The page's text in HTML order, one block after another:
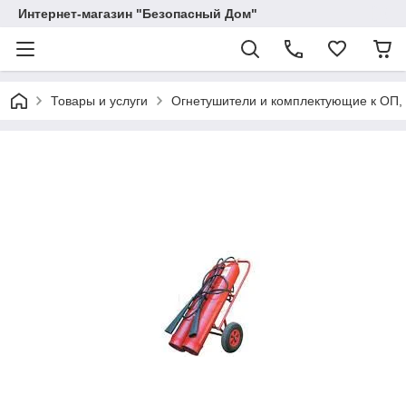
Интернет-магазин "Безопасный Дом"
Товары и услуги Огнетушители и комплектующие к